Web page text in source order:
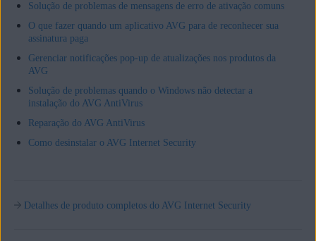
Solução de problemas de mensagens de erro de ativação comuns
O que fazer quando um aplicativo AVG para de reconhecer sua
assinatura paga
Gerenciar notificações pop-up de atualizações nos produtos da
AVG
Solução de problemas quando o Windows não detectar a
instalação do AVG AntiVirus
Reparação do AVG AntiVirus
Como desinstalar o AVG Internet Security
Detalhes de produto completos do AVG Internet Security